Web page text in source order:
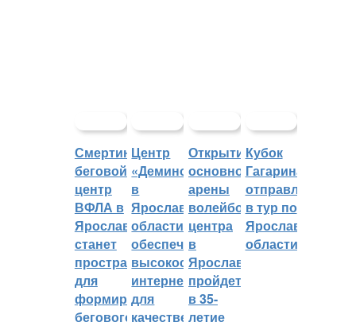
Смертин:
беговой
центр
ВФЛА в
Ярославле
станет
пространством
для
формирования
бегового
Центр
«Демино»
в
Ярославской
области
обеспечивают
высокоскоростным
интернетом
для
качественных
Открытие
основной
арены
волейбольного
центра
в
Ярославле
пройдет
в 35-
летие
Кубок
Гагарина
отправляется
в тур по
Ярославской
области